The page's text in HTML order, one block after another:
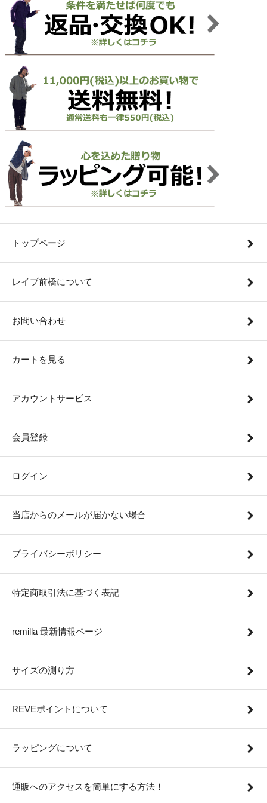
トップページ
レイブ前橋について
お問い合わせ
カートを見る
アカウントサービス
会員登録
ログイン
当店からのメールが届かない場合
プライバシーポリシー
特定商取引法に基づく表記
remilla 最新情報ページ
サイズの測り方
REVEポイントについて
ラッピングについて
通販へのアクセスを簡単にする方法！